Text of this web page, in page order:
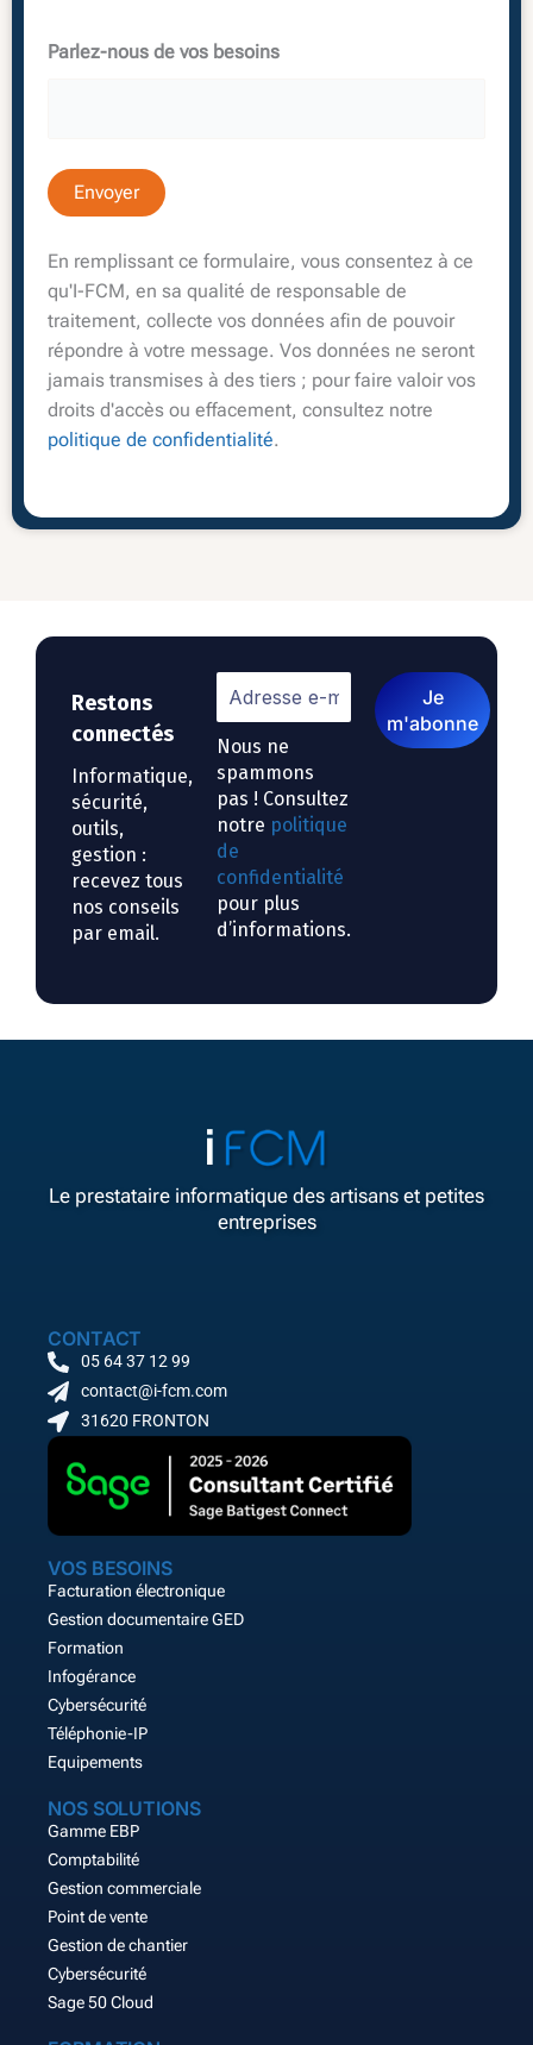
Parlez-nous de vos besoins
En remplissant ce formulaire, vous consentez à ce
qu'I-FCM, en sa qualité de responsable de
traitement, collecte vos données afin de pouvoir
répondre à votre message. Vos données ne seront
jamais transmises à des tiers ; pour faire valoir vos
droits d'accès ou effacement, consultez notre
politique de confidentialité.
Restons
connectés
Informatique,
sécurité,
outils,
gestion :
recevez tous
nos conseils
par email.
Nous ne
spammons
pas ! Consultez
notre politique
de
confidentialité
pour plus
d’informations.
Le prestataire informatique des artisans et petites
entreprises
CONTACT
05 64 37 12 99
contact@i-fcm.com
31620 FRONTON
VOS BESOINS
Facturation électronique
Gestion documentaire GED
Formation
Infogérance
Cybersécurité
Téléphonie-IP
Equipements
NOS SOLUTIONS
Gamme EBP
Comptabilité
Gestion commerciale
Point de vente
Gestion de chantier
Cybersécurité
Sage 50 Cloud